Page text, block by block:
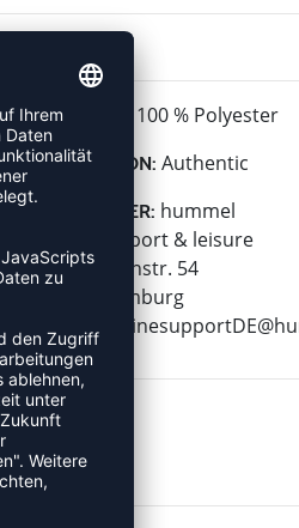
MATERIAL: 100 % Polyester
KOLLEKTION: Authentic
HERSTELLER: hummel
hummel sport & leisure
Leverkusenstr. 54
22761 Hamburg
E-Mail: